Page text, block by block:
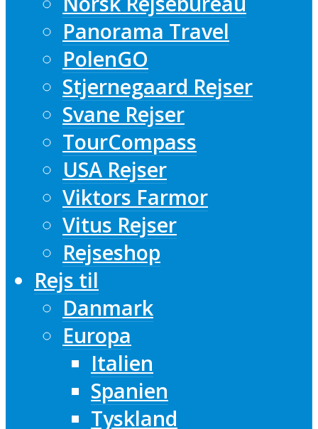
Panorama Travel
PolenGO
Stjernegaard Rejser
Svane Rejser
TourCompass
USA Rejser
Viktors Farmor
Vitus Rejser
Rejseshop
Rejs til
Danmark
Europa
Italien
Spanien
Tyskland